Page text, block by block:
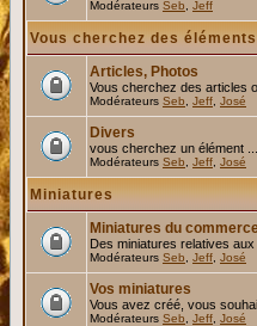
Modérateurs Seb Jeff
Vous cherchez des
Articles, Photos
Vous cherchez des articles
Modérateurs Seb Jeff José
Divers
vous cherchez un élément ...
Modérateurs Seb Jeff José
Miniatures
Miniatures du
Des miniatures relatives
Modérateurs Seb Jeff José
Vos miniatures
Vous avez créé, vous
Modérateurs Seb Jeff José